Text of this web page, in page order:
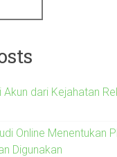
Akun dari Kejahatan
Online Menentukan
Digunakan